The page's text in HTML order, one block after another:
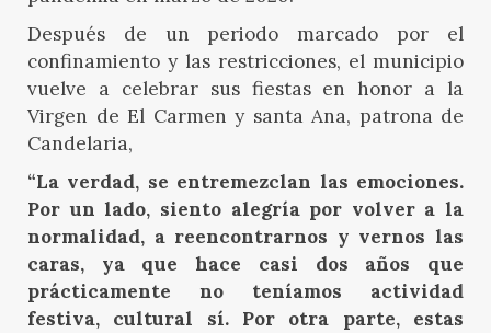
Después de un periodo marcado por el
confinamiento y las restricciones, el municipio
vuelve a celebrar sus fiestas en honor a la
Virgen de El Carmen y santa Ana, patrona de
Candelaria,
“La verdad, se entremezclan las emociones.
Por un lado, siento alegría por volver a la
normalidad, a reencontrarnos y vernos las
caras, ya que hace casi dos años que
prácticamente no teníamos actividad
festiva, cultural sí. Por otra parte, estas